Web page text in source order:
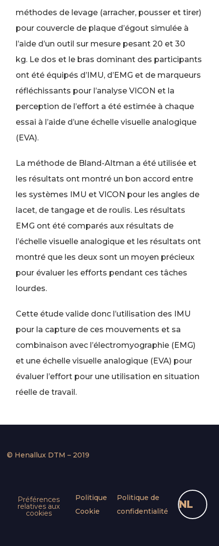
méthodes de levage (arracher, pousser et tirer)
pour couvercle de plaque d’égout simulée à
l’aide d’un outil sur mesure pesant 20 et 30
kg. Le dos et le bras dominant des participants
ont été équipés d’IMU, d’EMG et de marqueurs
réfléchissants pour l’analyse VICON et la
perception de l’effort a été estimée à chaque
essai à l’aide d’une échelle visuelle analogique
(EVA).
La méthode de Bland-Altman a été utilisée et
les résultats ont montré un bon accord entre
les systèmes IMU et VICON pour les angles de
lacet, de tangage et de roulis. Les résultats
EMG ont été comparés aux résultats de
l’échelle visuelle analogique et les résultats ont
montré que les deux sont un moyen précieux
pour évaluer les efforts pendant ces tâches
lourdes.
Cette étude valide donc l’utilisation des IMU
pour la capture de ces mouvements et sa
combinaison avec l’électromyographie (EMG)
et une échelle visuelle analogique (EVA) pour
évaluer l’effort pour une utilisation en situation
réelle de travail.
© Henallux DTM – 2019
Préférences
relatives aux
cookies
Politique
Cookie
Politique de
confidentialité
NL